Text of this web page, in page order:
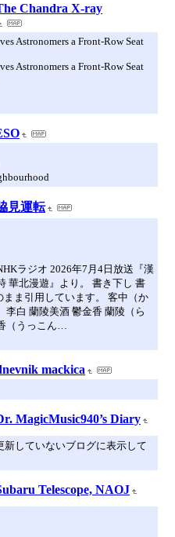
Chandra X-ray
Astronomers a Front-Row Seat
Astronomers a Front-Row Seat
見運転
ラジオ 2026年7月4日放送『漢
華北漫遊』より。 書き下し 書
まま引用しています。 客中（か
李白 蘭陵美酒 鬱金香 蘭陵（ら
（うっこん…
mackica
MagicMusic940’s Diary
新していないブログに表示して
Telescope, NAOJ